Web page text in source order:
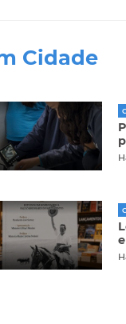
Cidade